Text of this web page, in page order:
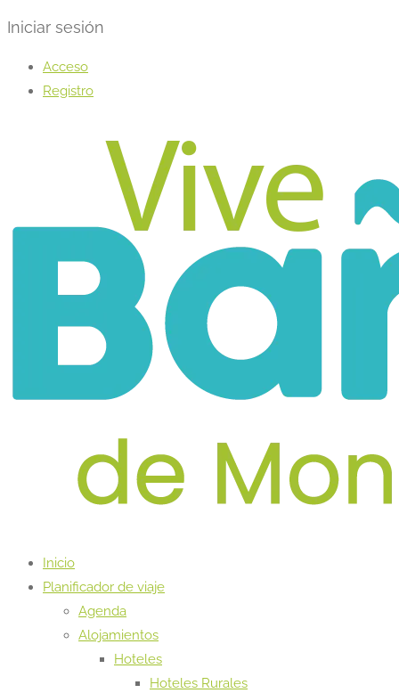
Iniciar sesión
Acceso
Registro
Inicio
Planificador de viaje
Agenda
Alojamientos
Hoteles
Hoteles Rurales